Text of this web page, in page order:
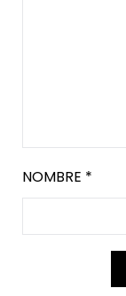
NOMBRE *